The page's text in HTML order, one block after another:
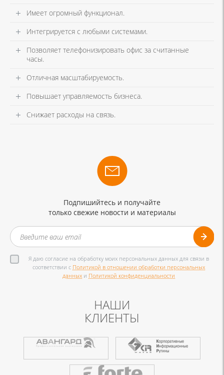
Имеет огромный функционал.
Интегрируется с любыми системами.
Позволяет телефонизировать офис за считанные
часы.
Отличная масштабируемость.
Повышает управляемость бизнеса.
Снижает расходы на связь.
Подпишийтесь и получайте
только свежие новости и материалы
Я даю согласие на обработку моих персональных данных для связи в
соответствии с Политикой в отношении обработки персональных
данных и Политикой конфиденциальности
НАШИ
КЛИЕНТЫ